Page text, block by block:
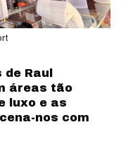
Raul
áreas tão
luxo e as
nos com